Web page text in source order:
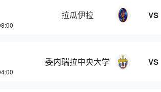
拉瓜伊拉 VS
委内瑞拉中央大学 VS